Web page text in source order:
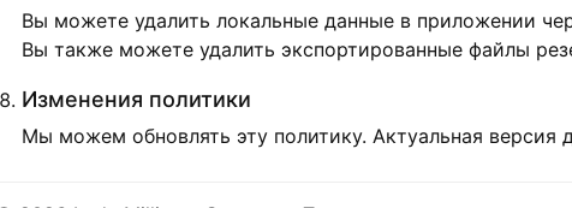
Вы можете удалить локальные данные в приложении
Вы также можете удалить экспортированные файлы
Изменения политики
Мы можем обновлять эту политику. Актуальная версия